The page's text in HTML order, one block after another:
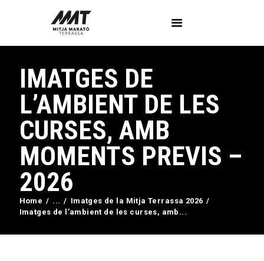
IMATGES DE
L’AMBIENT DE LES
CURSES, AMB
MOMENTS PREVIS –
2026
Home ...
Imatges de la Mitja Terrassa 2026
Imatges de l’ambient de les curses, amb...
L’Associació
Voluntaris
Circuit Activa’t
Imatges
Curses
Blog
Contactar